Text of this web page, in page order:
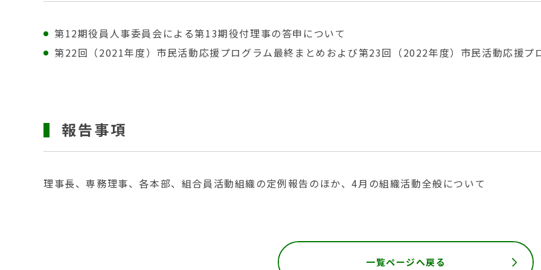
第12期役員人事委員会による第13期役付理事の答申について
第22回（2021年度）市民活動応援プログラム最終まとめおよび第23回（2022年度）市民活動応援プ
報告事項
理事長、専務理事、各本部、組合員活動組織の定例報告のほか、4月の組織活動全般について
一覧ページへ戻る